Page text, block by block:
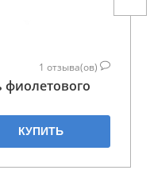
1 отзыва(ов)
фиолетового
КУПИТЬ